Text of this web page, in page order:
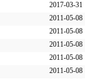
2017-03-31
2011-05-08
2011-05-08
2011-05-08
2011-05-08
2011-05-08